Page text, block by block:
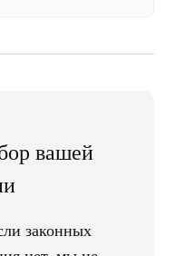
вашей
законных